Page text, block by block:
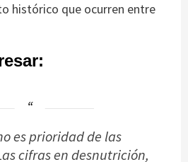
histórico que ocurren entre
es prioridad de las
cifras en desnutrición,